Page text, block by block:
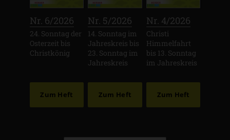
Nr. 6/2026
24. Sonntag der
Osterzeit bis
Christkönig
Zum Heft
Nr. 5/2026
14. Sonntag im
Jahreskreis bis
23. Sonntag im
Jahreskreis
Zum Heft
Nr. 4/2026
Christi
Himmelfahrt
bis 13. Sonntag
im Jahreskreis
Zum Heft